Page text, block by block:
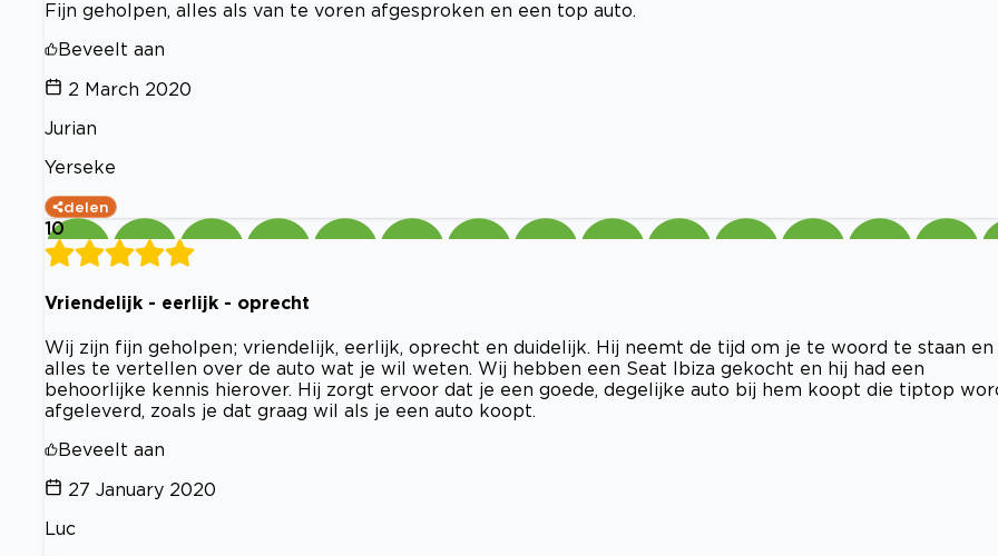
Fijn geholpen, alles als van te voren afgesproken en een top auto.
Beveelt aan
2 March 2020
Jurian
Yerseke
delen
10
Vriendelijk - eerlijk - oprecht
Wij zijn fijn geholpen; vriendelijk, eerlijk, oprecht en duidelijk. Hij neemt de tijd om je te woord te staan en
alles te vertellen over de auto wat je wil weten. Wij hebben een Seat Ibiza gekocht en hij had een
behoorlijke kennis hierover. Hij zorgt ervoor dat je een goede, degelijke auto bij hem koopt die tiptop
afgeleverd, zoals je dat graag wil als je een auto koopt.
Beveelt aan
27 January 2020
Luc